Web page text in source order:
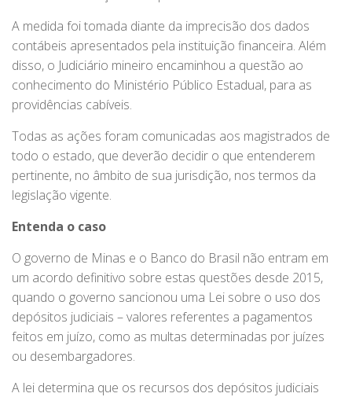
A medida foi tomada diante da imprecisão dos dados
contábeis apresentados pela instituição financeira. Além
disso, o Judiciário mineiro encaminhou a questão ao
conhecimento do Ministério Público Estadual, para as
providências cabíveis.
Todas as ações foram comunicadas aos magistrados de
todo o estado, que deverão decidir o que entenderem
pertinente, no âmbito de sua jurisdição, nos termos da
legislação vigente.
Entenda o caso
O governo de Minas e o Banco do Brasil não entram em
um acordo definitivo sobre estas questões desde 2015,
quando o governo sancionou uma Lei sobre o uso dos
depósitos judiciais – valores referentes a pagamentos
feitos em juízo, como as multas determinadas por juízes
ou desembargadores.
A lei determina que os recursos dos depósitos judiciais